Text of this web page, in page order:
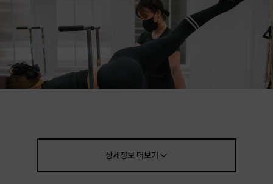
안녕하세요.
상세정보더보기